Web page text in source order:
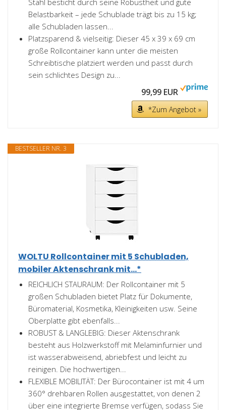
Stahl besticht durch seine Robustheit und gute
Belastbarkeit – jede Schublade trägt bis zu 15 kg;
alle Schubladen lassen...
Platzsparend & vielseitig: Dieser 45 x 39 x 69 cm
große Rollcontainer kann unter die meisten
Schreibtische platziert werden und passt durch
sein schlichtes Design zu...
99,99 EUR
*Zum Angebot »
BESTSELLER NR. 3
WOLTU Rollcontainer mit 5 Schubladen,
mobiler Aktenschrank mit...*
REICHLICH STAURAUM: Der Rollcontainer mit 5
großen Schubladen bietet Platz für Dokumente,
Büromaterial, Kosmetika, Kleinigkeiten usw. Seine
Oberplatte gibt ebenfalls...
ROBUST & LANGLEBIG: Dieser Aktenschrank
besteht aus Holzwerkstoff mit Melaminfurnier und
ist wasserabweisend, abriebfest und leicht zu
reinigen. Die hochwertigen...
FLEXIBLE MOBILITÄT: Der Bürocontainer ist mit 4 um
360° drehbaren Rollen ausgestattet, von denen 2
über eine integrierte Bremse verfügen, sodass Sie